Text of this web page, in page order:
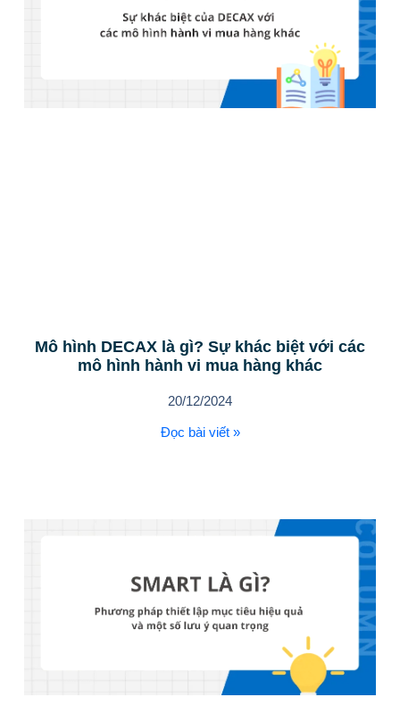
Mô hình DECAX là gì? Sự khác biệt với các
mô hình hành vi mua hàng khác
20/12/2024
Đọc bài viết »